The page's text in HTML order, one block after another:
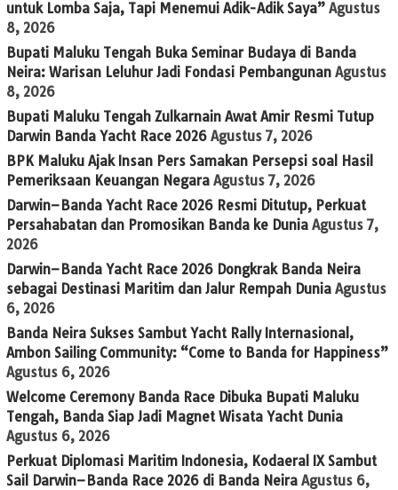
untuk Lomba Saja, Tapi Menemui Adik-Adik Saya” Agustus
8, 2026
Bupati Maluku Tengah Buka Seminar Budaya di Banda
Neira: Warisan Leluhur Jadi Fondasi Pembangunan Agustus
8, 2026
Bupati Maluku Tengah Zulkarnain Awat Amir Resmi Tutup
Darwin Banda Yacht Race 2026 Agustus 7, 2026
BPK Maluku Ajak Insan Pers Samakan Persepsi soal Hasil
Pemeriksaan Keuangan Negara Agustus 7, 2026
Darwin–Banda Yacht Race 2026 Resmi Ditutup, Perkuat
Persahabatan dan Promosikan Banda ke Dunia Agustus 7,
2026
Darwin–Banda Yacht Race 2026 Dongkrak Banda Neira
sebagai Destinasi Maritim dan Jalur Rempah Dunia Agustus
6, 2026
Banda Neira Sukses Sambut Yacht Rally Internasional,
Ambon Sailing Community: “Come to Banda for Happiness”
Agustus 6, 2026
Welcome Ceremony Banda Race Dibuka Bupati Maluku
Tengah, Banda Siap Jadi Magnet Wisata Yacht Dunia
Agustus 6, 2026
Perkuat Diplomasi Maritim Indonesia, Kodaeral IX Sambut
Sail Darwin–Banda Race 2026 di Banda Neira Agustus 6,